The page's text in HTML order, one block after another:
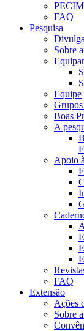
FAQ
Pesquisa
Sobre
Equipe
Grupos
Boas
A
Apoio
FAQ
Extensão
Ações
Sobre